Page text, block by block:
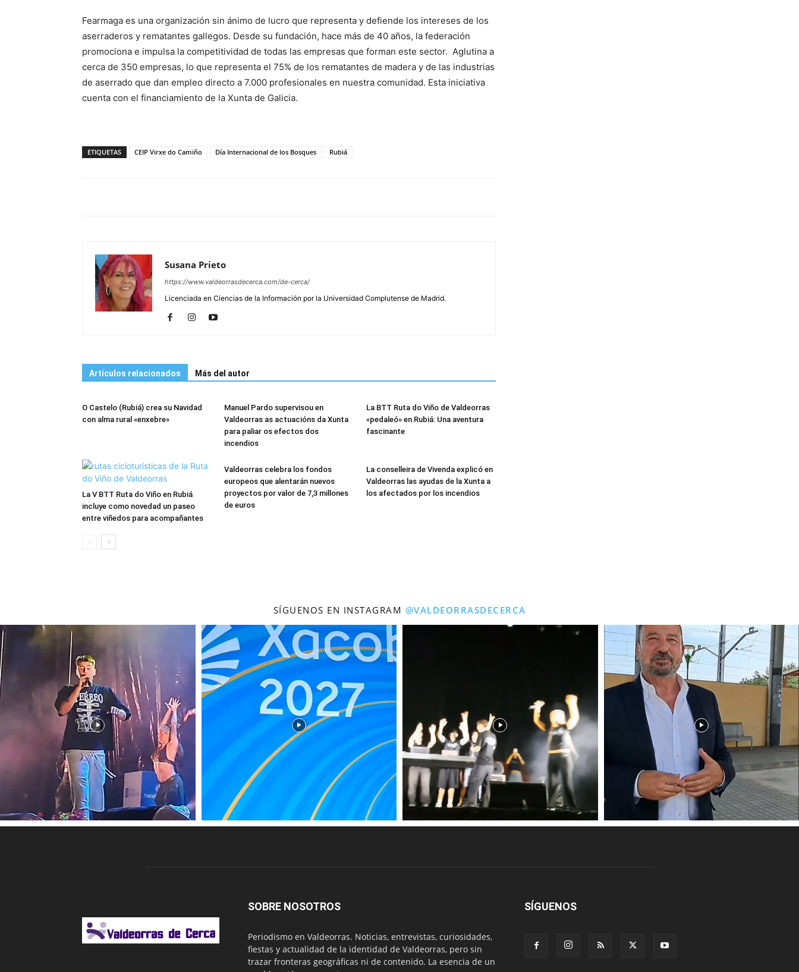
Fearmaga es una organización sin ánimo de lucro que representa y defiende los intereses de los
aserraderos y rematantes gallegos. Desde su fundación, hace más de 40 años, la federación
promociona e impulsa la competitividad de todas las empresas que forman este sector. Aglutina a
cerca de 350 empresas, lo que representa el 75% de los rematantes de madera y de las industrias
de aserrado que dan empleo directo a 7.000 profesionales en nuestra comunidad. Esta iniciativa
cuenta con el financiamiento de la Xunta de Galicia.
ETIQUETAS CEIP Virxe do Camiño Día Internacional de los Bosques Rubiá
Susana Prieto
https://www.valdeorrasdecerca.com/de-cerca/
Licenciada en Ciencias de la Información por la Universidad Complutense de Madrid.
Artículos relacionados Más del autor
O Castelo (Rubiá) crea su Navidad
con alma rural «enxebre»
Manuel Pardo supervisou en
Valdeorras as actuacións da Xunta
para paliar os efectos dos
incendios
La BTT Ruta do Viño de Valdeorras
«pedaleó» en Rubiá: Una aventura
fascinante
La V BTT Ruta do Viño en Rubiá
incluye como novedad un paseo
entre viñedos para acompañantes
Valdeorras celebra los fondos
europeos que alentarán nuevos
proyectos por valor de 7,3 millones
de euros
La conselleira de Vivenda explicó en
Valdeorras las ayudas de la Xunta a
los afectados por los incendios
SÍGUENOS EN INSTAGRAM @VALDEORRASDECERCA
SOBRE NOSOTROS
Periodismo en Valdeorras. Noticias, entrevistas, curiosidades,
fiestas y actualidad de la identidad de Valdeorras, pero sin
trazar fronteras geográficas ni de contenido. La esencia de un
SÍGUENOS